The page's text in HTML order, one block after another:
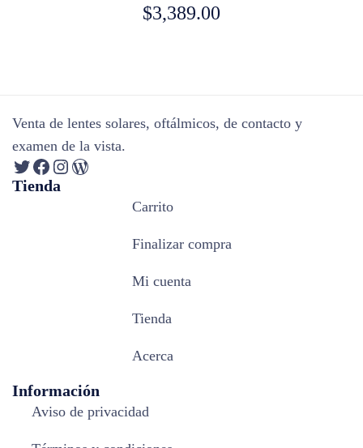
$3,389.00
Venta de lentes solares, oftálmicos, de contacto y
examen de la vista.
Tienda
Carrito
Finalizar compra
Mi cuenta
Tienda
Acerca
Información
Aviso de privacidad